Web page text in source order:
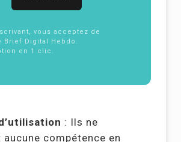
vous acceptez de
Brief Digital Hebdo.
en 1 clic.
: Ils ne
compétence en